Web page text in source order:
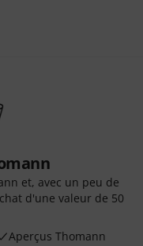
et, avec un peu de
d'une valeur de 50
Aperçus Thomann